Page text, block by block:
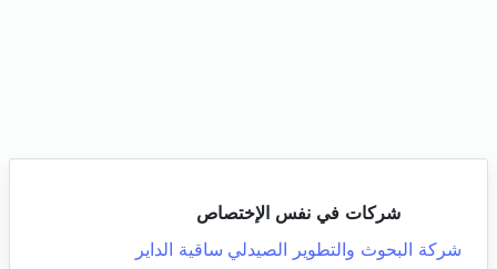
شركات في نفس الإختصاص
شركة البحوث والتطوير الصيدلي ساقية الداير